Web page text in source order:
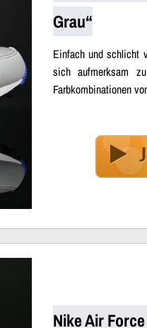
Grau“
Einfach und schlicht
sich aufmerksam
Farbkombinationen
Nike Air